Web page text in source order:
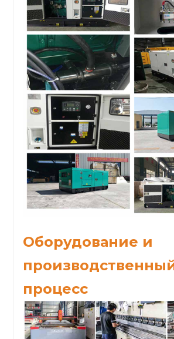
Оборудование и
процесс